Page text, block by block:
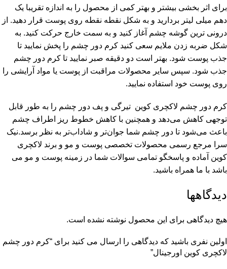
برای اثر بخشی بیشتر و بهتر کمی از محصول را به اندازه تقریبا یک
دهم میلی لیتر بردارید و به شکل نقطه نقطه روی پوست قرار دهید. از
درونی ترین گوشه چشم آغاز کنید و به سمت خارج حرکت کنید. به
شکل ضربه زدن ملایم سعی کنید کرم دور چشم را پخش نمایید تا
جذب پوست شود. بهتر است دو دقیقه صبر نمایید تا کرم دور چشم
جذب شود. سپس سایر محصولات مراقبت از پوست یا مواد آرایشی را
روی پوست خود استفاده نمایید.
کرم دور چشم لاکچری کوین تیرگی و پف دور چشم را به طور قابل
توجهی کاهش می‌دهد و همچنین با کاهش خطوط ریز اطراف چشم
باعث می‌شود تا دور چشم شما جوان‌تر و شاداب‌تر به نظر برسد.نیک
سرا مرجع رسمی محصولات تخصصی پوست و مو و برند لاکچری
کوین آماده و پاسخگو تمامی سوالات شما در زمینه پوست و مو می
باشد با ما همراه باشید.
دیدگاهها
هیچ دیدگاهی برای این محصول نوشته نشده است.
اولین نفری باشید که دیدگاهی را ارسال می کنید برای “کرم دور چشم
لاکچری کوین اورجینال”